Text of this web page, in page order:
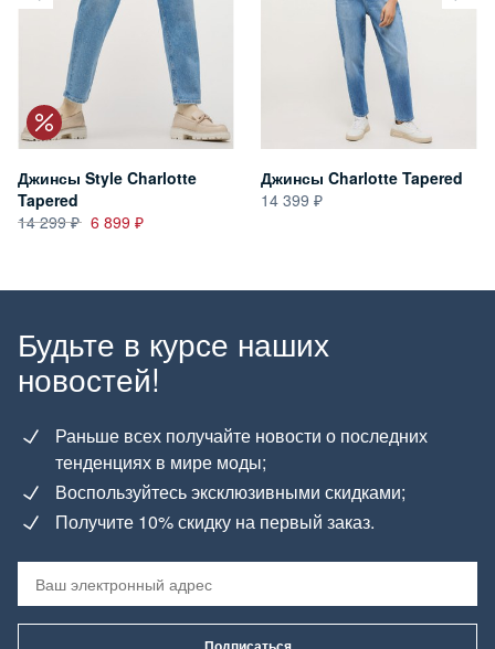
Джинсы Style Charlotte
Tapered
14 299
6 899
Джинсы Charlotte Tapered
14 399
Будьте в курсе наших
новостей!
Раньше всех получайте новости о последних
тенденциях в мире моды;
Воспользуйтесь эксклюзивными скидками;
Получите 10% скидку на первый заказ.